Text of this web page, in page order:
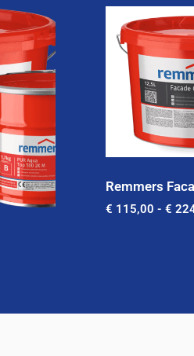
Remmers
€ 115,00 - €